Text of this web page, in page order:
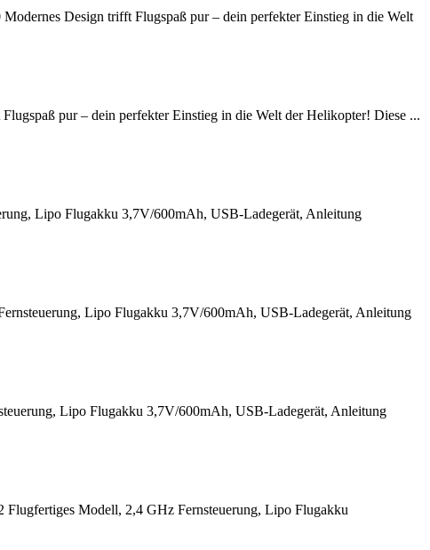
Design trifft Flugspaß pur – dein perfekter Einstieg in die Welt
pur – dein perfekter Einstieg in die Welt der Helikopter! Diese ...
Lipo Flugakku 3,7V/600mAh, USB-Ladegerät, Anleitung
Lipo Flugakku 3,7V/600mAh, USB-Ladegerät, Anleitung
Lipo Flugakku 3,7V/600mAh, USB-Ladegerät, Anleitung
Modell, 2,4 GHz Fernsteuerung, Lipo Flugakku